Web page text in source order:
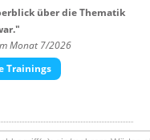
über die Thematik
"
Monat 7/2026
Trainings